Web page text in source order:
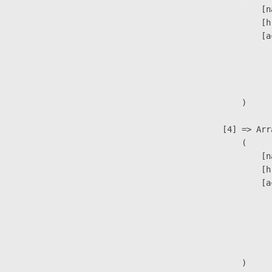
                        )
[4] =>
                        (
                        )